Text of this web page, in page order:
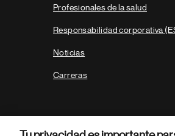
Profesionales de la salud
Responsabilidad corporativa
Noticias
Carreras